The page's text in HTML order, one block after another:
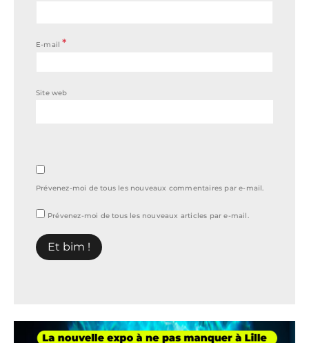
E-mail*
Site web
Prévenez-moi de tous les nouveaux commentaires par e-mail.
Prévenez-moi de tous les nouveaux articles par e-mail.